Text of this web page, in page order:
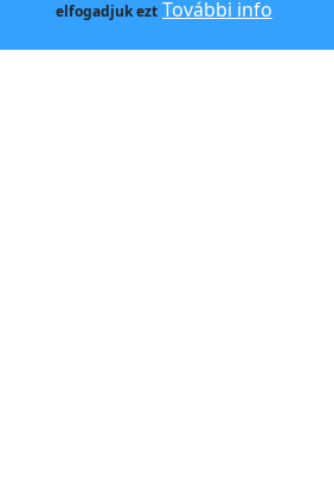
elfogadjuk ezt További info